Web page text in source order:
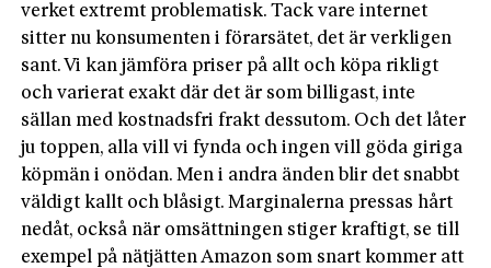
verket extremt problematisk. Tack vare internet
sitter nu konsumenten i förarsätet, det är verkligen
sant. Vi kan jämföra priser på allt och köpa rikligt
och varierat exakt där det är som billigast, inte
sällan med kostnadsfri frakt dessutom. Och det låter
ju toppen, alla vill vi fynda och ingen vill göda giriga
köpmän i onödan. Men i andra änden blir det snabbt
väldigt kallt och blåsigt. Marginalerna pressas hårt
nedåt, också när omsättningen stiger kraftigt, se till
exempel på nätjätten Amazon som snart kommer att